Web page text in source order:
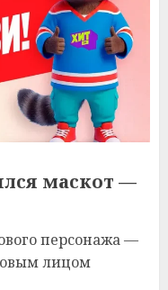
маскот —
персонажа —
лицом